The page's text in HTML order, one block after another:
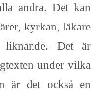
andra. Det kan
kyrkan, läkare
liknande. Det är
under vilka
är det också en